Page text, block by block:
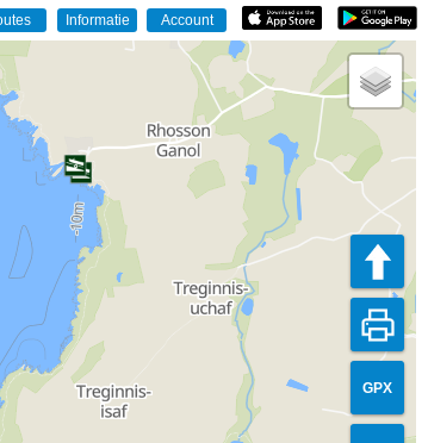
GPX